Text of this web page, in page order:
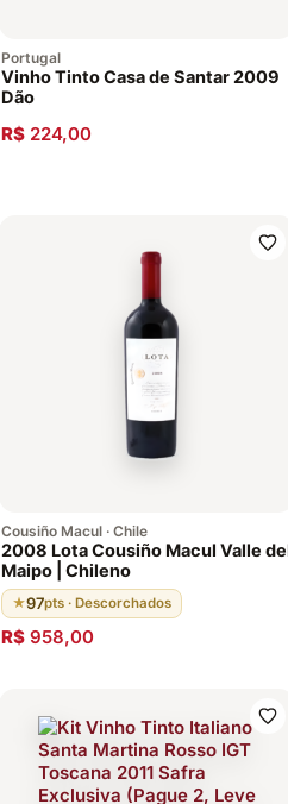
Portugal
Vinho Tinto Casa de Santar 2009
Dão
R$224,00
Cousiño Macul · Chile
2008 Lota Cousiño Macul Valle
Maipo | Chileno
★97pts · Descorchados
R$958,00